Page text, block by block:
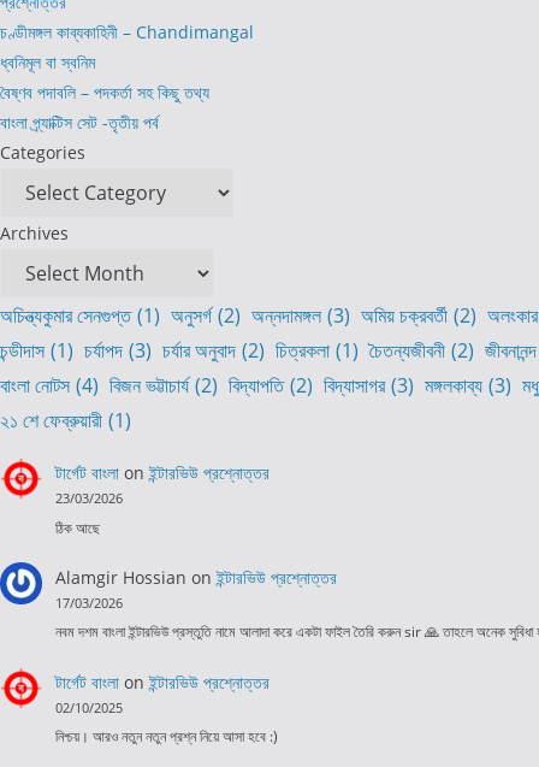
চণ্ডীমঙ্গল কাব্যকাহিনী – Chandimangal
ধ্বনিমূল বা স্বনিম
বৈষ্ণব পদাবলি – পদকর্তা সহ কিছু তথ্য
বাংলা প্র্যাক্টিস সেট -তৃতীয় পর্ব
Categories
Archives
অচিন্ত্যকুমার সেনগুপ্ত (1) অনুসর্গ (2) অন্নদামঙ্গল (3) অমিয় চক্রবর্তী (2) অলংকার
চন্ডীদাস (1) চর্যাপদ (3) চর্যার অনুবাদ (2) চিত্রকলা (1) চৈতন্যজীবনী (2)
বাংলা নোটস (4) বিজন ভট্টাচার্য (2) বিদ্যাপতি (2) বিদ্যাসাগর (3) মঙ্গলকাব্য (3)
২১ শে ফেব্রুয়ারী (1)
টার্গেট বাংলাonইন্টারভিউ প্রশ্নোত্তর
23/03/2026
ঠিক আছে
Alamgir Hossian onইন্টারভিউ প্রশ্নোত্তর
17/03/2026
নবম দশম বাংলা ইন্টারভিউ প্রস্তুতি নামে আলাদা করে একটা ফাইল তৈরি করুন sir 🙏 তাহলে অনেক
টার্গেট বাংলাonইন্টারভিউ প্রশ্নোত্তর
02/10/2025
নিশ্চয়। আরও নতুন নতুন প্রশ্ন নিয়ে আসা হবে :)